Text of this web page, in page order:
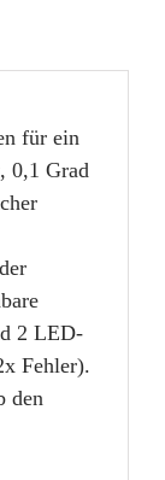
für ein
0,1 Grad
2 LED-
Fehler).
den